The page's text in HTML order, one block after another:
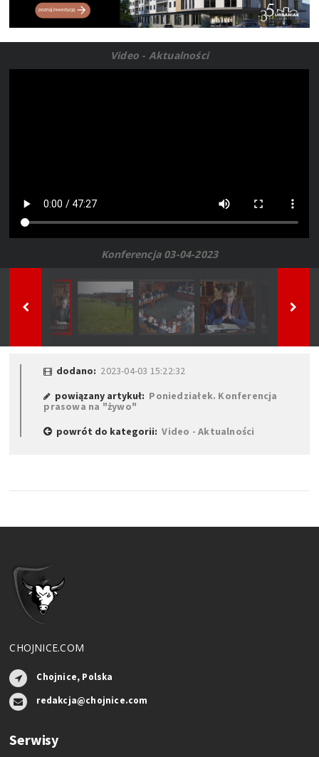
Video - Aktualności
Konferencja 03-04-2023
dodano: 2023-04-03 15:22:32
powiązany artykuł: Poniedziałek. Konferencja
prasowa na "żywo"
powrót do kategorii:Video - Aktualności
CHOJNICE.COM
Chojnice, Polska
redakcja@chojnice.com
Serwisy